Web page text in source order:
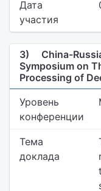
Дата
участия
3)
China-
Symposium on
Processing of
Уровень
конференции
Тема
доклада